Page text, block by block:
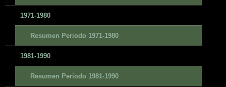
1971-1980
Resumen Periodo 1971-1980
1981-1990
Resumen Periodo 1981-1990